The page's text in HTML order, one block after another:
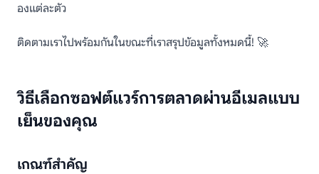
องแต่ละตัว
ติดตามเราไปพร้อมกันในขณะที่เราสรุปข้อมูลทั้งหมดนี้! 🚀
วิธีเลือกซอฟต์แวร์การตลาดผ่านอีเมลแบบ
เย็นของคุณ
เกณฑ์สำคัญ